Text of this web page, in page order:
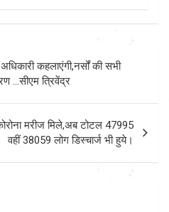
कहलाएंगी,नर्सों की सभी
…सीएम त्रिवेंद्र
मरीज मिले,अब टोटल 47995
वहीं 38059 लोग डिस्चार्ज भी हुये।